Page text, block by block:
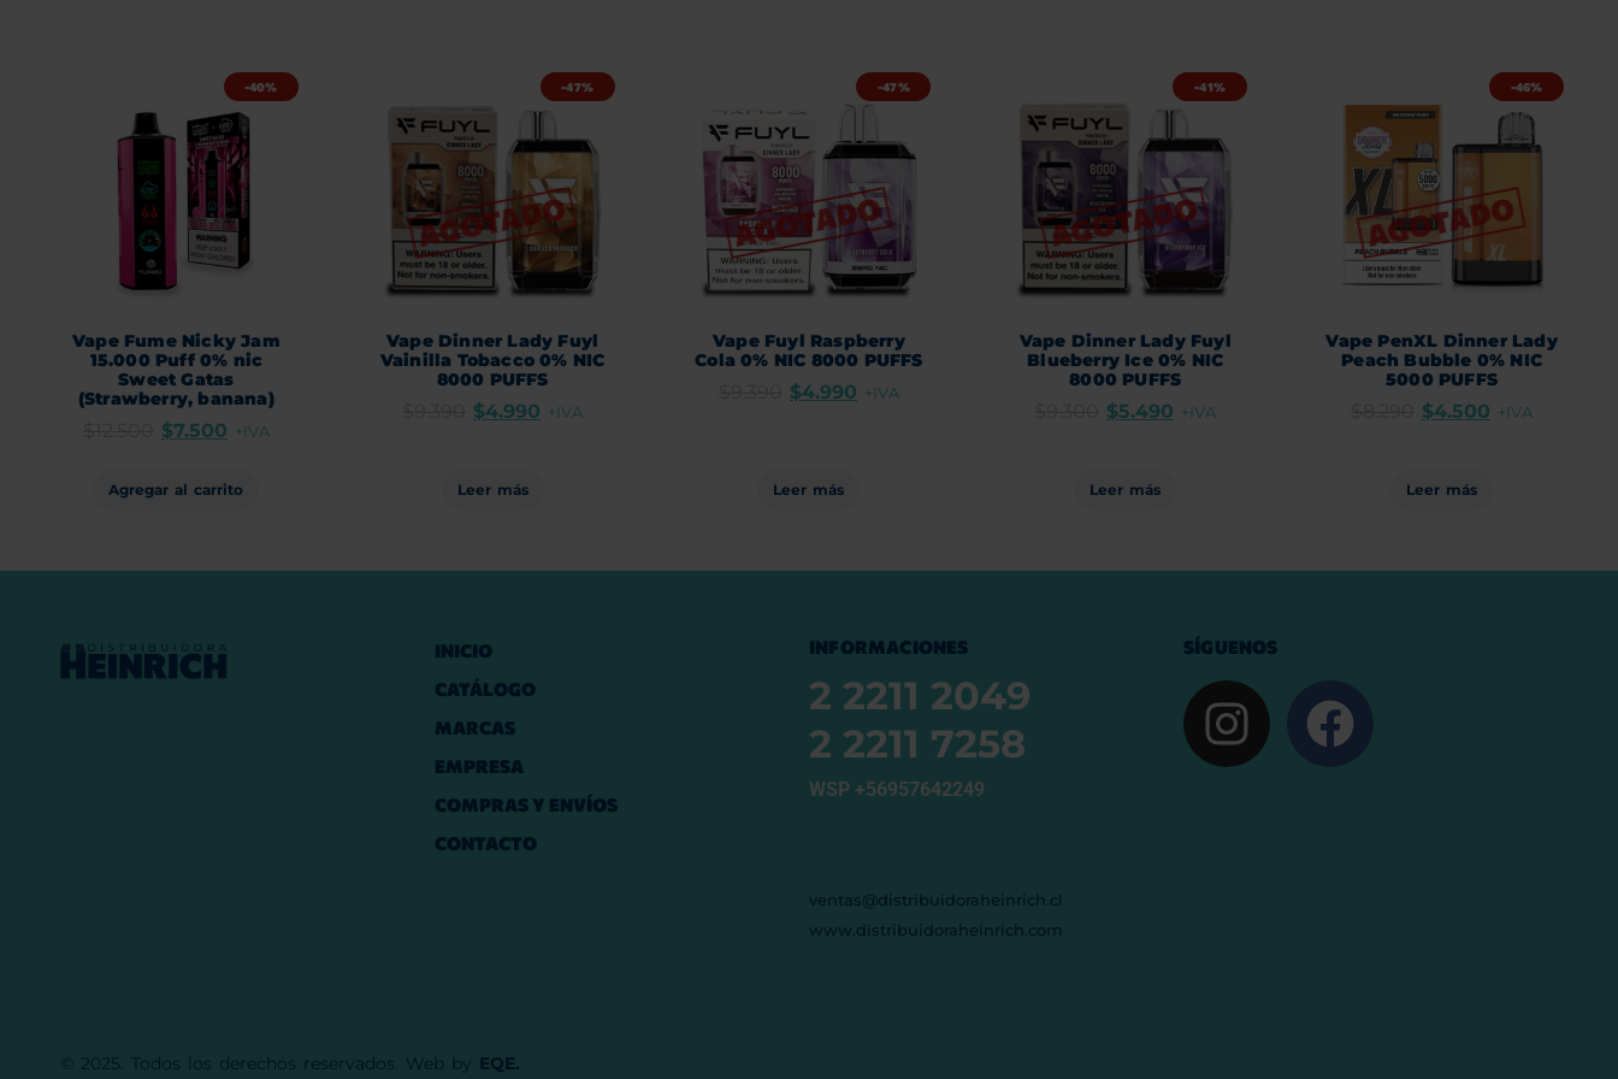
-40%
Vape Fume Nicky Jam
15.000 Puff 0% nic
Sweet Gatas
(Strawberry, banana)
$7.500 +IVA
Agregar al carrito
-47%
Vape Dinner Lady Fuyl
Vainilla Tobacco 0% NIC
8000 PUFFS
$4.990 +IVA
Leer más
-47%
Vape Fuyl Raspberry
Cola 0% NIC 8000 PUFFS
$4.990 +IVA
Leer más
-41%
Vape Dinner Lady Fuyl
Blueberry Ice 0% NIC
8000 PUFFS
$5.490 +IVA
Leer más
-46%
Vape PenXL Dinner Lady
Peach Bubble 0% NIC
5000 PUFFS
$4.500 +IVA
Leer más
INICIO
CATÁLOGO
MARCAS
EMPRESA
COMPRAS Y ENVÍOS
CONTACTO
INFORMACIONES
2 2211 2049
2 2211 7258
WSP +56957642249
ventas@distribuidoraheinrich.cl
www.distribuidoraheinrich.com
SÍGUENOS
© 2025. Todos los derechos reservados. Web by EQE.